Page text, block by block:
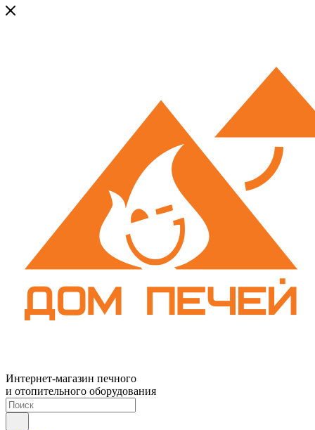
Интернет-магазин печного
и отопительного оборудования